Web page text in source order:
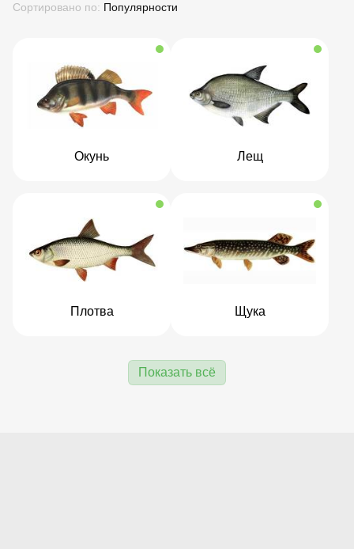
Сортировано по: Популярности
Окунь Лещ
Плотва Щука
Показать всё